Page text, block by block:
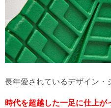
長年愛されているデザイン・
時代を超越した一足に仕上が